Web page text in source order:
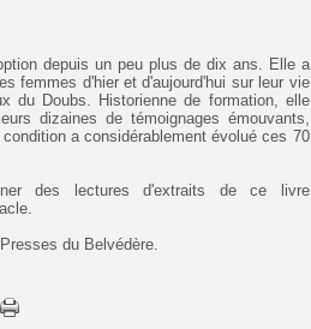
depuis un peu plus de dix ans. Elle a
femmes d'hier et d'aujourd'hui sur leur vie
du Doubs. Historienne de formation, elle
dizaines de témoignages émouvants,
a considérablement évolué ces 70
des lectures d'extraits de ce livre
du Belvédère.